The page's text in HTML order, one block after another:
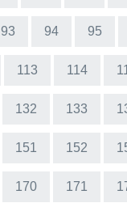
93 94 95
113 114
132 133
151 152
170 171